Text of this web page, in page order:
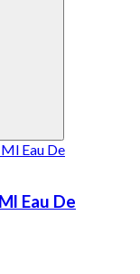
Eau De